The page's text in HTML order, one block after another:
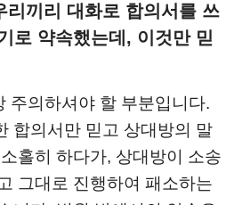
리끼리 대화로 합의서를 쓰
로 약속했는데, 이것만 믿
주의하셔야 할 부분입니다.
합의서만 믿고 상대방의 말
홀히 하다가, 상대방이 소송
그대로 진행하여 패소하는